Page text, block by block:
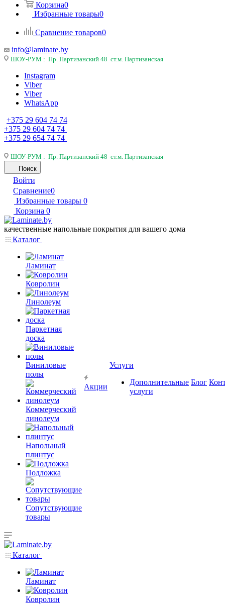
Корзина0
Избранные товары0
Сравнение товаров0
info@laminate.by
ШОУ-РУМ : Пр. Партизанский 48 ст.м. Партизанская
Instagram
Viber
Viber
WhatsApp
+375 29 604 74 74
+375 29 604 74 74
+375 29 654 74 74
ШОУ-РУМ : Пр. Партизанский 48 ст.м. Партизанская
Поиск
Войти
Сравнение0
Избранные товары 0
Корзина 0
качественные напольные покрытия для вашего дома
Каталог
Ламинат
Ковролин
Линолеум
Паркетная
доска
Виниловые
полы
Коммерческий
линолеум
Напольный
плинтус
Подложка
Сопутствующие
товары
Акции
Услуги
Дополнительные
услуги
Блог
Каталог
Ламинат
Ковролин